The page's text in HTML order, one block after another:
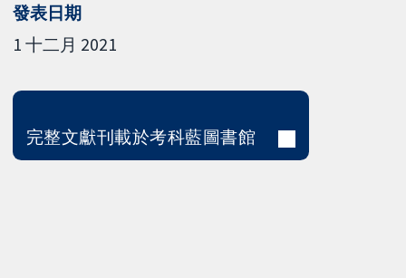
發表日期
1 十二月 2021
完整文獻刊載於考科藍圖書館